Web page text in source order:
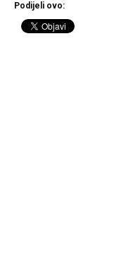
Podijeli ovo: